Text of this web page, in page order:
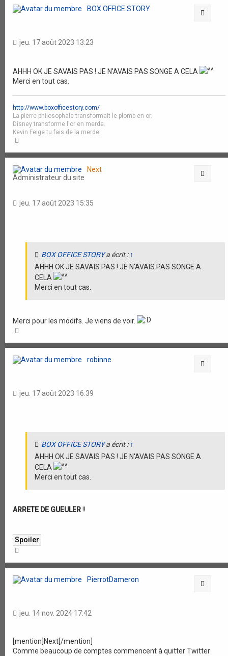
BOX OFFICE STORY
jeu. 17 août 2023 13:23
AHHH OK JE SAVAIS PAS ! JE N'AVAIS PAS SONGE A CELA
Merci en tout cas.
http://www.boxofficestory.com/
La pierre philosophale transformait le plomb en or.
Disney transforme l'or en merde.
Kevin Feige tu fais de la merde.
u
Next
Administrateur du site
jeu. 17 août 2023 15:35
BOX OFFICE STORYa écrit : ↑
AHHH OK JE SAVAIS PAS ! JE N'AVAIS PAS SONGE A
CELA
Merci en tout cas.
Merci pour les modifs. Je viens de voir.
u
robinne
jeu. 17 août 2023 16:39
BOX OFFICE STORYa écrit : ↑
AHHH OK JE SAVAIS PAS ! JE N'AVAIS PAS SONGE A
CELA
Merci en tout cas.
ARRETE DE GUEULER!!
u
PierrotDameron
jeu. 14 nov. 2024 17:42
[mention]Next[/mention]
Comme beaucoup de comptes commencent à quitter Twitter